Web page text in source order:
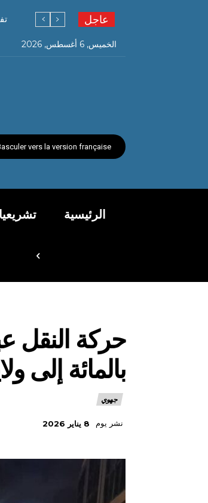
عاجل
الخميس, 6 أغسطس, 2026
vers la version française
الرئيسية
بالمائة إلى
جهوي
نشر يوم 8 يناير 2026